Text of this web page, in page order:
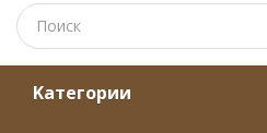
Kатегории